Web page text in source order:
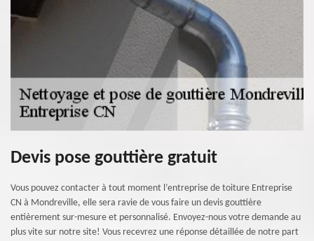
Devis pose gouttière gratuit
Vous pouvez contacter à tout moment l’entreprise de toiture Entreprise
CN à Mondreville, elle sera ravie de vous faire un devis gouttière
entièrement sur-mesure et personnalisé. Envoyez-nous votre demande au
plus vite sur notre site! Vous recevrez une réponse détaillée de notre part